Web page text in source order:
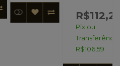
R$112,20
Pix ou
Transferência:
R$106,59